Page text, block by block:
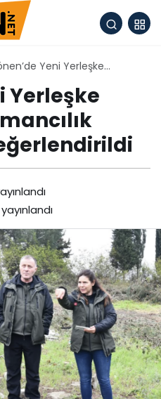
Yeni Yerleşke
Değerlendirildi
Yerleşke
yayınlandı